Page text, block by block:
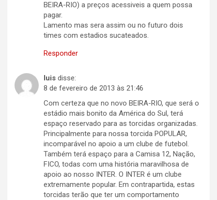
BEIRA-RIO) a preços acessiveis a quem possa
pagar.
Lamento mas sera assim ou no futuro dois
times com estadios sucateados.
Responder
luis disse:
8 de fevereiro de 2013 às 21:46
Com certeza que no novo BEIRA-RIO, que será o
estádio mais bonito da América do Sul, terá
espaço reservado para as torcidas organizadas.
Principalmente para nossa torcida POPULAR,
incomparável no apoio a um clube de futebol.
Também terá espaço para a Camisa 12, Nação,
FICO, todas com uma história maravilhosa de
apoio ao nosso INTER. O INTER é um clube
extremamente popular. Em contrapartida, estas
torcidas terão que ter um comportamento